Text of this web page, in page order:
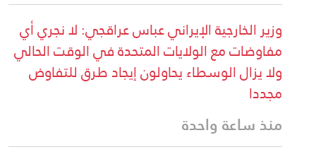
وزير الخارجية الإيراني عباس عراقجي: لا نجري أي
مفاوضات مع الولايات المتحدة في الوقت الحالي
ولا يزال الوسطاء يحاولون إيجاد طرق للتفاوض
مجددا
منذ ساعة واحدة